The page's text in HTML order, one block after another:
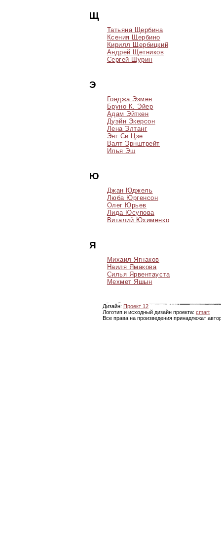
Щ
Татьяна Щербина
Ксения Щербино
Кирилл Щербицкий
Андрей Щетников
Сергей Щурин
Э
Гонджа Эзмен
Бруно К. Эйер
Адам Эйткен
Дуэйн Экерсон
Лена Элтанг
Энг Си Цзе
Валт Эрнштрейт
Илья Эш
Ю
Джан Юджель
Люба Юргенсон
Олег Юрьев
Лида Юсупова
Виталий Юхименко
Я
Михаил Ягнаков
Наиля Ямакова
Силья Ярвентауста
Мехмет Яшын
Дизайн: Проект 12
Логотип и исходный дизайн проекта: cmart
Все права на произведения принадлежат